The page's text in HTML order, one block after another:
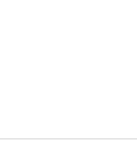
en € 18,00 bruto per uur
afstand woon-werk).
te kunnen uitvoeren.
voordelen!